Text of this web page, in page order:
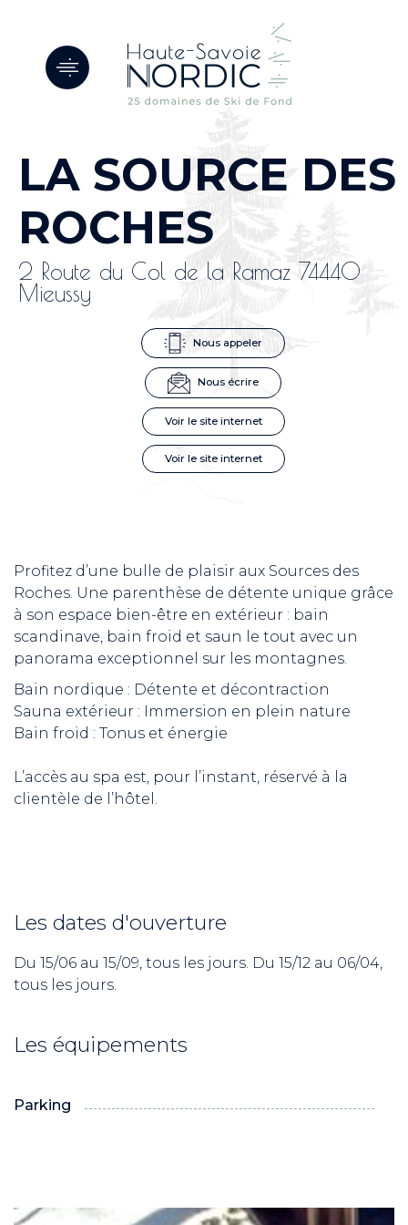
LA SOURCE DES
ROCHES
2 Route du Col de la Ramaz 74440
Mieussy
Nous appeler
Nous écrire
Voir le site internet
Voir le site internet
Profitez d’une bulle de plaisir aux Sources des
Roches. Une parenthèse de détente unique grâce
à son espace bien-être en extérieur : bain
scandinave, bain froid et saun le tout avec un
panorama exceptionnel sur les montagnes.
Bain nordique : Détente et décontraction
Sauna extérieur : Immersion en plein nature
Bain froid : Tonus et énergie
L’accès au spa est, pour l’instant, réservé à la
clientèle de l’hôtel.
Les dates d'ouverture
Du 15/06 au 15/09, tous les jours. Du 15/12 au 06/04,
tous les jours.
Les équipements
Parking